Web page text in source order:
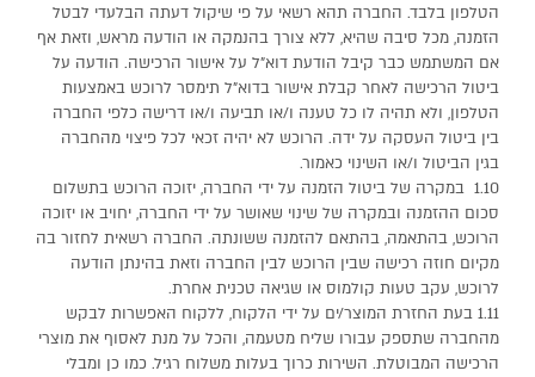
הטלפון בלבד. החברה תהא רשאי על פי שיקול דעתה הבלעדי לבטל
הזמנה, מכל סיבה שהיא, ללא צורך בהנמקה או הודעה מראש, וזאת אף
אם המשתמש כבר קיבל הודעת דוא”ל על אישור הרכישה. הודעה על
ביטול הרכישה לאחר קבלת אישור בדוא”ל תימסר לרוכש באמצעות
הטלפון, ולא תהיה לו כל טענה ו/או תביעה ו/או דרישה כלפי החברה
בין ביטול העסקה על ידה. הרוכש לא יהיה זכאי לכל פיצוי מהחברה
בגין הביטול ו/או השינוי כאמור.
1.10 במקרה של ביטול הזמנה על ידי החברה, יזוכה הרוכש בתשלום
סכום ההזמנה ובמקרה של שינוי שאושר על ידי החברה, יחויב או יזוכה
הרוכש, בהתאמה, בהתאם להזמנה ששונתה. החברה רשאית לחזור בה
מקיום חוזה רכישה שבין הרוכש לבין החברה וזאת בהינתן הודעה
לרוכש, עקב טעות קולמוס או שגיאה טכנית אחרת.
1.11 בעת החזרת המוצר/ים על ידי הלקוח, ללקוח האפשרות לבקש
מהחברה שתספק עבורו שליח מטעמה, והכל על מנת לאסוף את מוצרי
הרכישה המבוטלת. השירות כרוך בעלות משלוח רגיל. כמו כן ומבלי